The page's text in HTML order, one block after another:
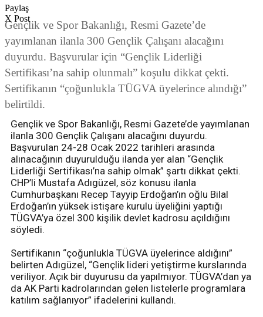
Paylaş
X Post
Gençlik ve Spor Bakanlığı, Resmi Gazete’de
yayımlanan ilanla 300 Gençlik Çalışanı alacağını
duyurdu. Başvurular için “Gençlik Liderliği
Sertifikası’na sahip olunmalı” koşulu dikkat çekti.
Sertifikanın “çoğunlukla TÜGVA üyelerince alındığı”
belirtildi.
Gençlik ve Spor Bakanlığı, Resmi Gazete’de yayımlanan
ilanla 300 Gençlik Çalışanı alacağını duyurdu.
Başvurulan 24-28 Ocak 2022 tarihleri arasında
alınacağının duyurulduğu ilanda yer alan “Gençlik
Liderliği Sertifikası’na sahip olmak” şartı dikkat çekti.
CHP’li Mustafa Adıgüzel, söz konusu ilanla
Cumhurbaşkanı Recep Tayyip Erdoğan’ın oğlu Bilal
Erdoğan’ın yüksek istişare kurulu üyeliğini yaptığı
TÜGVA’ya özel 300 kişilik devlet kadrosu açıldığını
söyledi.
Sertifikanın “çoğunlukla TÜGVA üyelerince aldığını”
belirten Adıgüzel, “Gençlik lideri yetiştirme kurslarında
veriliyor. Açık bir duyurusu da yapılmıyor. TÜGVA’dan ya
da AK Parti kadrolarından gelen listelerle programlara
katılım sağlanıyor” ifadelerini kullandı.